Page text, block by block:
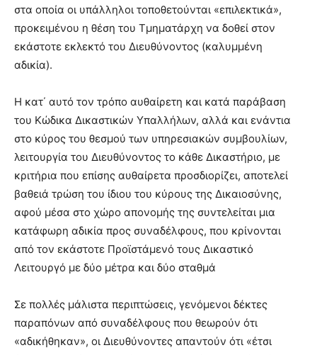
στα οποία οι υπάλληλοι τοποθετούνται «επιλεκτικά»,
προκειμένου η θέση του Τμηματάρχη να δοθεί στον
εκάστοτε εκλεκτό του Διευθύνοντος (καλυμμένη
αδικία).
H κατ΄ αυτό τον τρόπο αυθαίρετη και κατά παράβαση
του Κώδικα Δικαστικών Υπαλλήλων, αλλά και ενάντια
στο κύρος του θεσμού των υπηρεσιακών συμβουλίων,
λειτουργία του Διευθύνοντος το κάθε Δικαστήριο, με
κριτήρια που επίσης αυθαίρετα προσδιορίζει, αποτελεί
βαθειά τρώση του ίδιου του κύρους της Δικαιοσύνης,
αφού μέσα στο χώρο απονομής της συντελείται μια
κατάφωρη αδικία προς συναδέλφους, που κρίνονται
από τον εκάστοτε Προϊστάμενό τους Δικαστικό
Λειτουργό με δύο μέτρα και δύο σταθμά
Σε πολλές μάλιστα περιπτώσεις, γενόμενοι δέκτες
παραπόνων από συναδέλφους που θεωρούν ότι
«αδικήθηκαν», οι Διευθύνοντες απαντούν ότι «έτσι